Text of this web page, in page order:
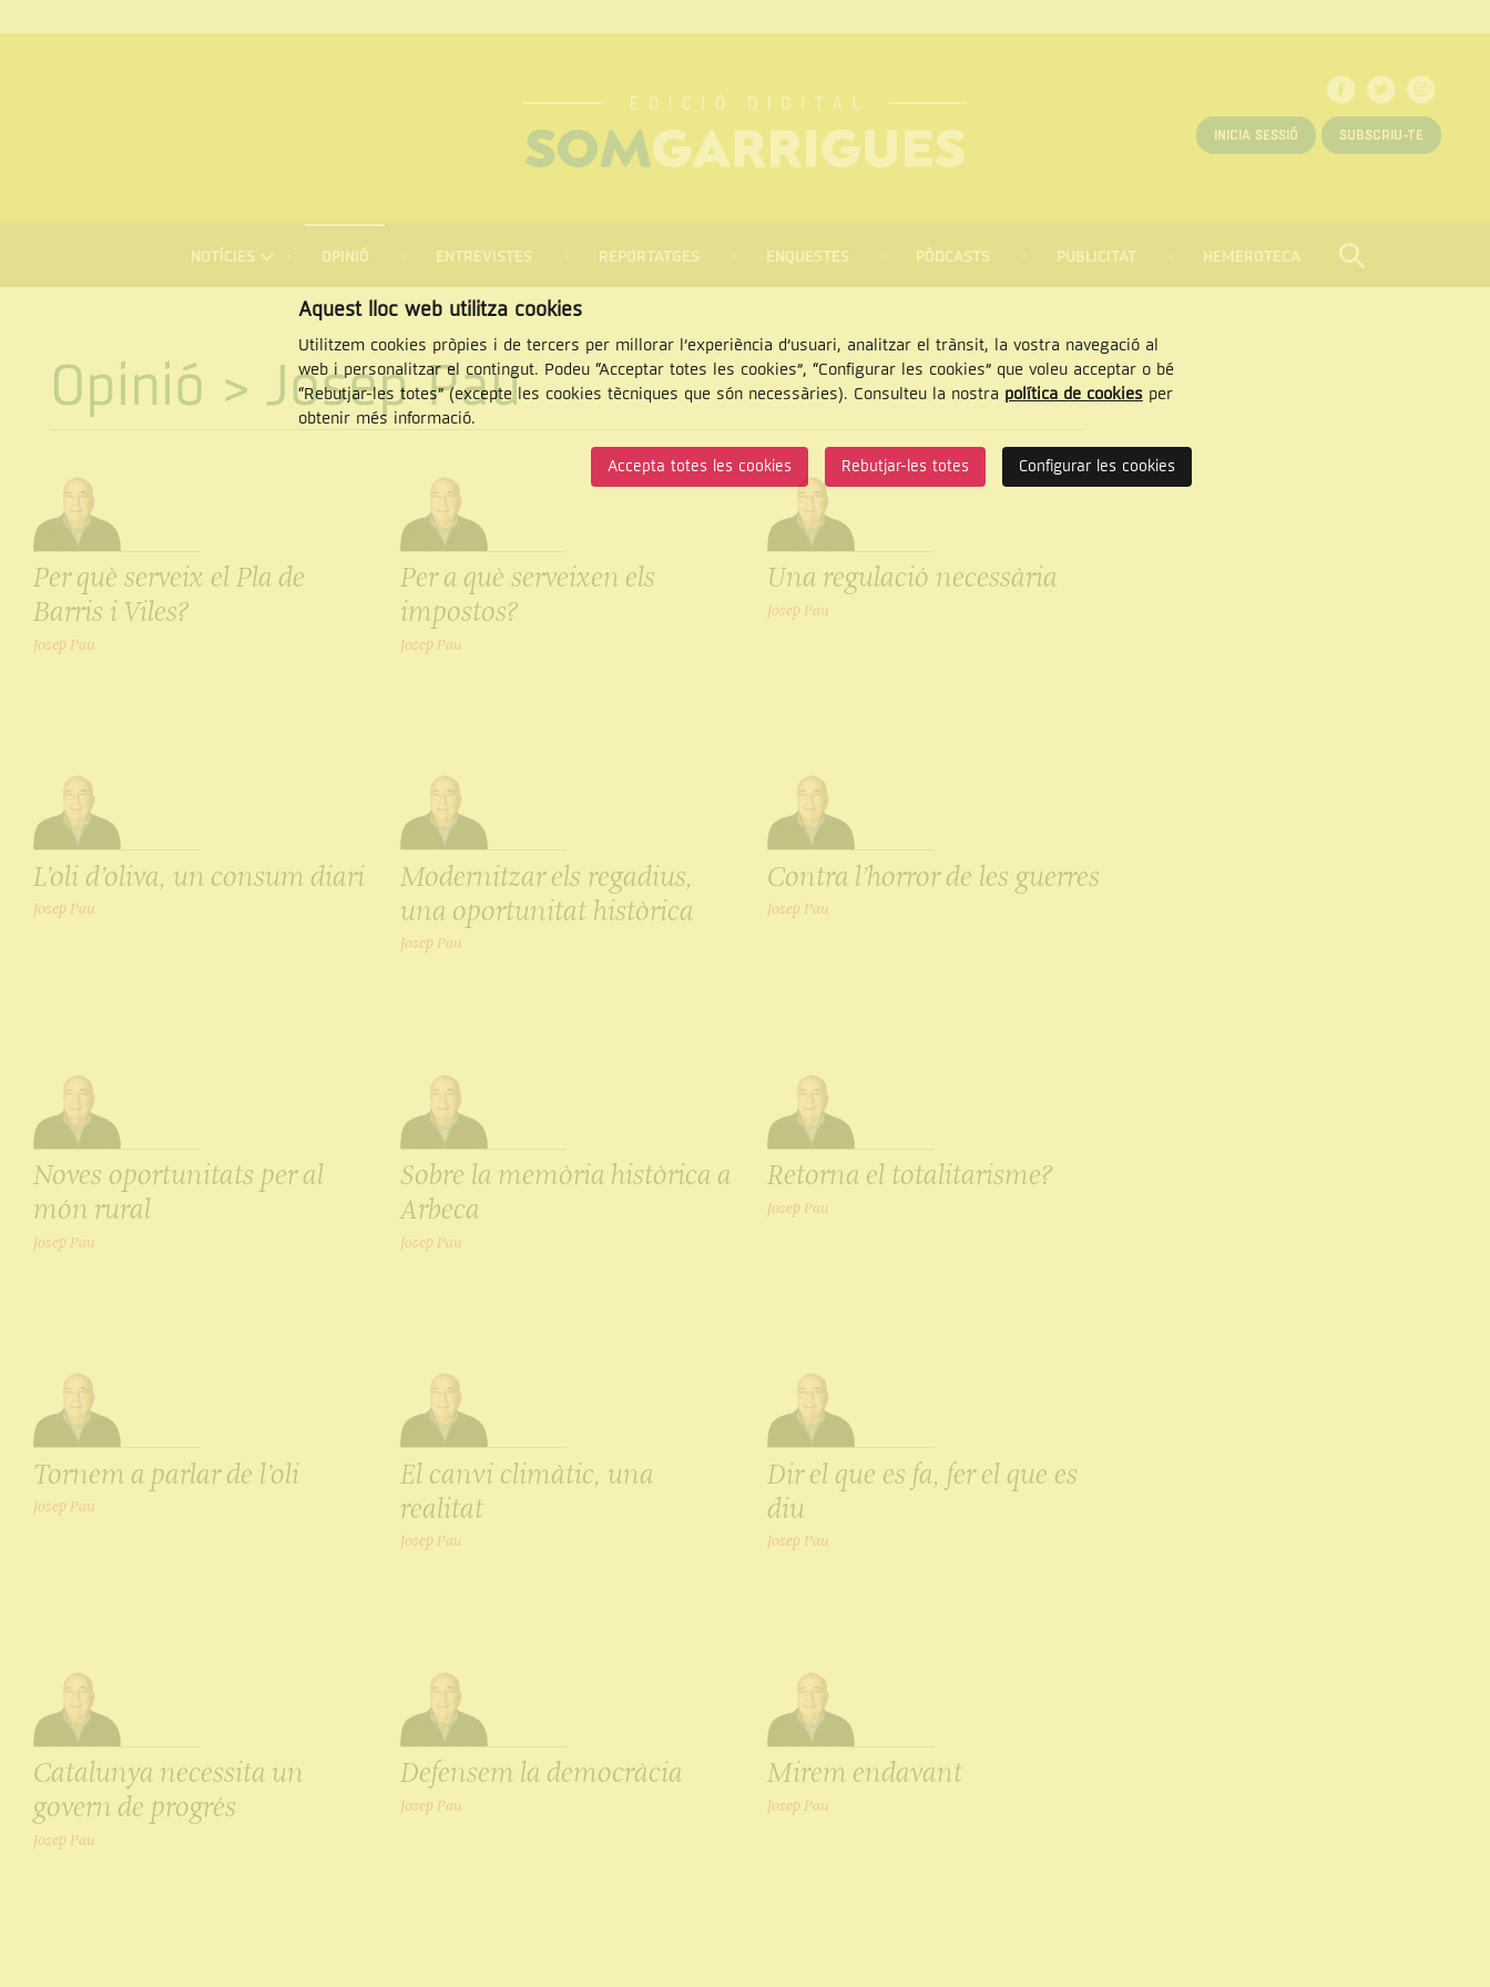
INICIA SESSIÓ SUBSCRIU-TE
NOTÍCIES OPINIÓ ENTREVISTES REPORTATGES ENQUESTES PÒDCASTS PUBLICITAT HEMEROTECA CERCAR
Opinió > Josep Pau
Per què serveix el Pla de
Barris i Viles?
Josep Pau
Per a què serveixen els
impostos?
Josep Pau
Una regulació necessària
Josep Pau
L’oli d’oliva, un consum diari
Josep Pau
Modernitzar els regadius,
una oportunitat històrica
Josep Pau
Contra l’horror de les guerres
Josep Pau
Noves oportunitats per al
món rural
Josep Pau
Sobre la memòria històrica a
Arbeca
Josep Pau
Retorna el totalitarisme?
Josep Pau
Tornem a parlar de l’oli
Josep Pau
El canvi climàtic, una
realitat
Josep Pau
Dir el que es fa, fer el que es
diu
Josep Pau
Catalunya necessita un
govern de progrés
Josep Pau
Defensem la democràcia
Josep Pau
Mirem endavant
Josep Pau
Aquest lloc web utilitza cookies
Utilitzem cookies pròpies i de tercers per millorar l’experiència d’usuari, analitzar el trànsit, la vostra navegació al
web i personalitzar el contingut. Podeu “Acceptar totes les cookies”, “Configurar les cookies” que voleu acceptar o bé
“Rebutjar-les totes” (excepte les cookies tècniques que són necessàries). Consulteu la nostra política de cookiesper
obtenir més informació.
Accepta totes les cookies Rebutjar-les totes Configurar les cookies